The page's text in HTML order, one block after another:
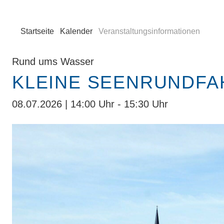
Startseite Kalender Veranstaltungsinformationen
Rund ums Wasser
KLEINE
08.07.2026 | 14:00 Uhr - 15:30 Uhr